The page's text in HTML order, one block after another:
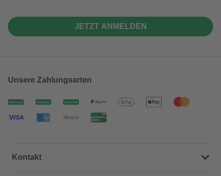
JETZT ANMELDEN
Unsere Zahlungsarten
Kontakt